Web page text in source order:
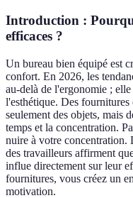
Introduction :
efficaces ?
Un bureau bien équipé est
confort. En 2026, les
au-delà de l'ergonomie ;
l'esthétique. Des fournitures
seulement des objets, mais
temps et la concentration.
nuire à votre concentration.
des travailleurs affirment
influe directement sur leur
fournitures, vous créez un
motivation.